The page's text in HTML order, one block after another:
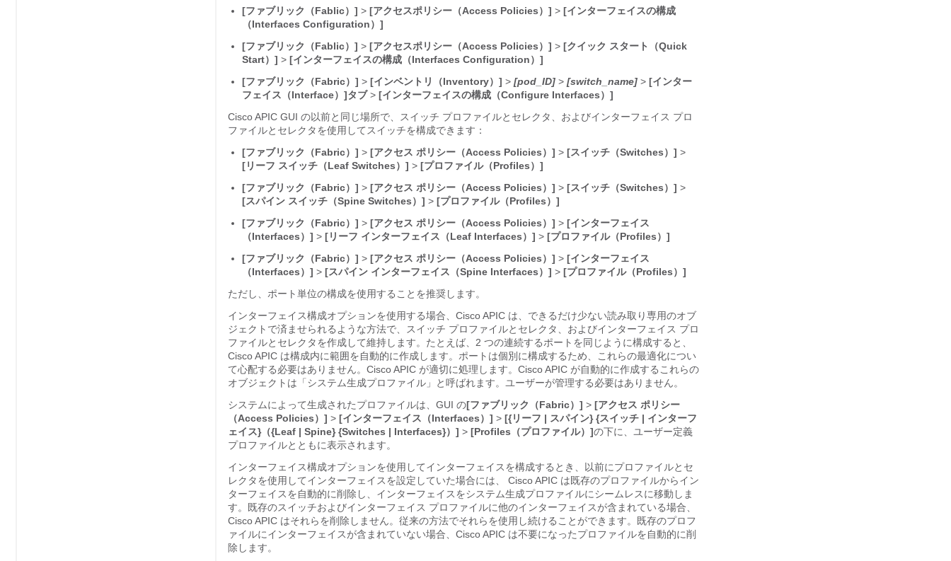
[ファブリック（Fablic）] > [アクセスポリシー（Access Policies）] > [インターフェイスの構成
（Interfaces Configuration）]
[ファブリック（Fablic）] > [アクセスポリシー（Access Policies）] > [クイック スタート（Quick
Start）] > [インターフェイスの構成（Interfaces Configuration）]
[ファブリック（Fabric）] > [インベントリ（Inventory）] > [pod_ID] > [switch_name] > [インター
フェイス（Interface）]タブ> [インターフェイスの構成（Configure Interfaces）]
Cisco APIC GUI の以前と同じ場所で、スイッチ プロファイルとセレクタ、およびインターフェイス プロ
ファイルとセレクタを使用してスイッチを構成できます：
[ファブリック（Fabric）] > [アクセス ポリシー（Access Policies）] > [スイッチ（Switches）] >
[リーフ スイッチ（Leaf Switches）] > [プロファイル（Profiles）]
[ファブリック（Fabric）] > [アクセス ポリシー（Access Policies）] > [スイッチ（Switches）] >
[スパイン スイッチ（Spine Switches）] > [プロファイル（Profiles）]
[ファブリック（Fabric）] > [アクセス ポリシー（Access Policies）] > [インターフェイス
（Interfaces）] > [リーフ インターフェイス（Leaf Interfaces）] > [プロファイル（Profiles）]
[ファブリック（Fabric）] > [アクセス ポリシー（Access Policies）] > [インターフェイス
（Interfaces）] > [スパイン インターフェイス（Spine Interfaces）] > [プロファイル（Profiles）]
ただし、ポート単位の構成を使用することを推奨します。
インターフェイス構成オプションを使用する場合、 Cisco APIC は、できるだけ少ない読み取り専用のオブ
ジェクトで済ませられるような方法で、スイッチ プロファイルとセレクタ、およびインターフェイス プロ
ファイルとセレクタを作成して維持します。たとえば、2 つの連続するポートを同じように構成すると、
Cisco APIC は構成内に範囲を自動的に作成します。ポートは個別に構成するため、これらの最適化につい
て心配する必要はありません。 Cisco APIC が適切に処理します。 Cisco APIC が自動的に作成するこれらの
オブジェクトは「システム生成プロファイル」と呼ばれます。ユーザーが管理する必要はありません。
システムによって生成されたプロファイルは、GUI の[ファブリック（Fabric）] > [アクセス ポリシー
（Access Policies）] > [インターフェイス（Interfaces）] > [{リーフ | スパイン} {スイッチ | インターフ
ェイス}（{Leaf | Spine} {Switches | Interfaces}）] > [Profiles（プロファイル）]の下に、ユーザー定義
プロファイルとともに表示されます。
インターフェイス構成オプションを使用してインターフェイスを構成するとき、以前にプロファイルとセ
レクタを使用してインターフェイスを設定していた場合には、 Cisco APIC は既存のプロファイルからイン
ターフェイスを自動的に削除し、インターフェイスをシステム生成プロファイルにシームレスに移動しま
す。既存のスイッチおよびインターフェイス プロファイルに他のインターフェイスが含まれている場合、
Cisco APIC はそれらを削除しません。従来の方法でそれらを使用し続けることができます。既存のプロフ
ァイルにインターフェイスが含まれていない場合、 Cisco APIC は不要になったプロファイルを自動的に削
除します。